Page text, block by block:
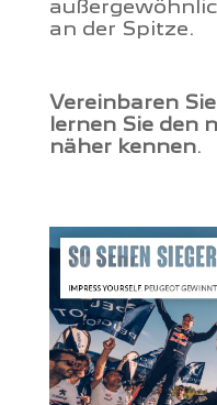
an der Spitze.
Vereinbaren
lernen Sie den
näher kennen.